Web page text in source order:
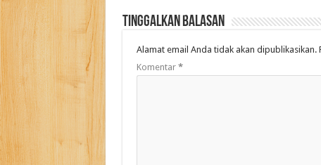
Tinggalkan Balasan
Alamat email Anda tidak akan dipublikasikan.
Komentar *